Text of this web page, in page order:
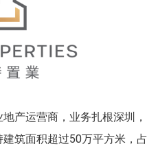
产运营商，业务扎根深圳，
筑面积超过50万平方米，占